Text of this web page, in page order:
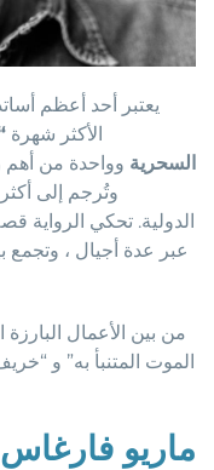
يعتبر أحد أعظم
الأكثر شهرة
السحرية
الدولية. تحكي الرواية
عبر عدة أجيال ، وتجمع
من بين الأعمال البارزة
الموت المتنبأ به” و
ماريو فارغاس